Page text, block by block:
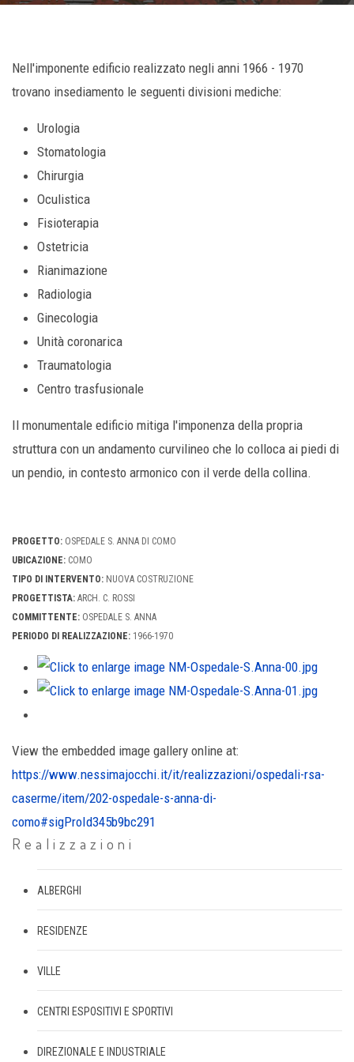
Nell'imponente edificio realizzato negli anni 1966 - 1970
trovano insediamento le seguenti divisioni mediche:
Urologia
Stomatologia
Chirurgia
Oculistica
Fisioterapia
Ostetricia
Rianimazione
Radiologia
Ginecologia
Unità coronarica
Traumatologia
Centro trasfusionale
Il monumentale edificio mitiga l'imponenza della propria
struttura con un andamento curvilineo che lo colloca ai piedi di
un pendio, in contesto armonico con il verde della collina.
PROGETTO: OSPEDALE S. ANNA DI COMO
UBICAZIONE: COMO
TIPO DI INTERVENTO: NUOVA COSTRUZIONE
PROGETTISTA: ARCH. C. ROSSI
COMMITTENTE: OSPEDALE S. ANNA
PERIODO DI REALIZZAZIONE: 1966-1970
View the embedded image gallery online at:
https://www.nessimajocchi.it/it/realizzazioni/ospedali-rsa-
caserme/item/202-ospedale-s-anna-di-
como#sigProId345b9bc291
Realizzazioni
ALBERGHI
RESIDENZE
VILLE
CENTRI ESPOSITIVI E SPORTIVI
DIREZIONALE E INDUSTRIALE